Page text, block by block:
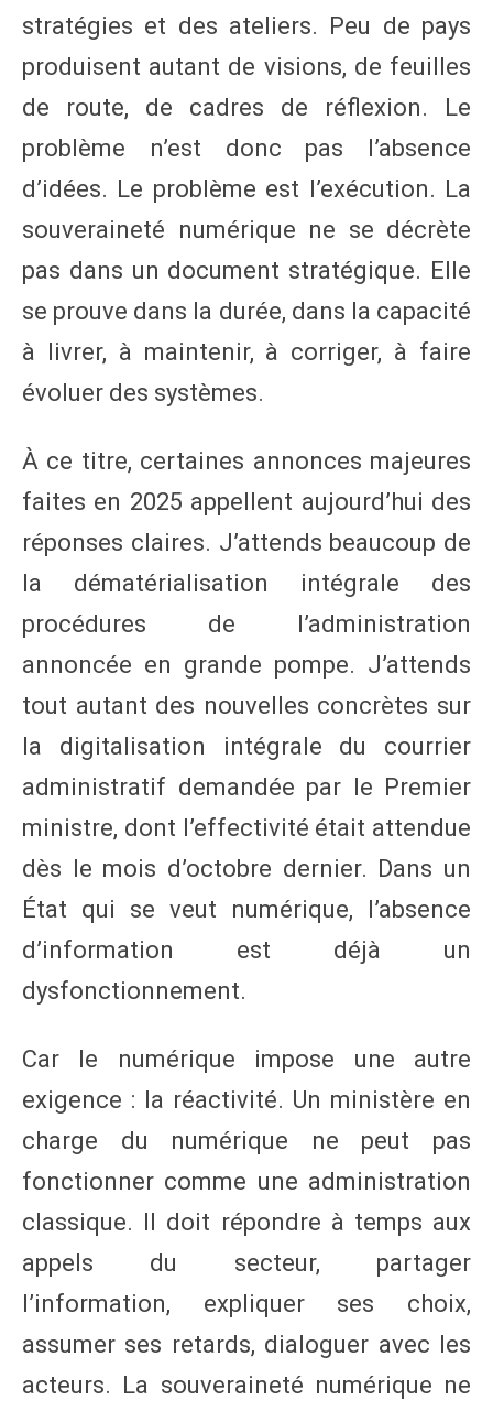
stratégies et des ateliers. Peu de pays
produisent autant de visions, de feuilles
de route, de cadres de réflexion. Le
problème n’est donc pas l’absence
d’idées. Le problème est l’exécution. La
souveraineté numérique ne se décrète
pas dans un document stratégique. Elle
se prouve dans la durée, dans la capacité
à livrer, à maintenir, à corriger, à faire
évoluer des systèmes.
À ce titre, certaines annonces majeures
faites en 2025 appellent aujourd’hui des
réponses claires. J’attends beaucoup de
la dématérialisation intégrale des
procédures de l’administration
annoncée en grande pompe. J’attends
tout autant des nouvelles concrètes sur
la digitalisation intégrale du courrier
administratif demandée par le Premier
ministre, dont l’effectivité était attendue
dès le mois d’octobre dernier. Dans un
État qui se veut numérique, l’absence
d’information est déjà un
dysfonctionnement.
Car le numérique impose une autre
exigence : la réactivité. Un ministère en
charge du numérique ne peut pas
fonctionner comme une administration
classique. Il doit répondre à temps aux
appels du secteur, partager
l’information, expliquer ses choix,
assumer ses retards, dialoguer avec les
acteurs. La souveraineté numérique ne